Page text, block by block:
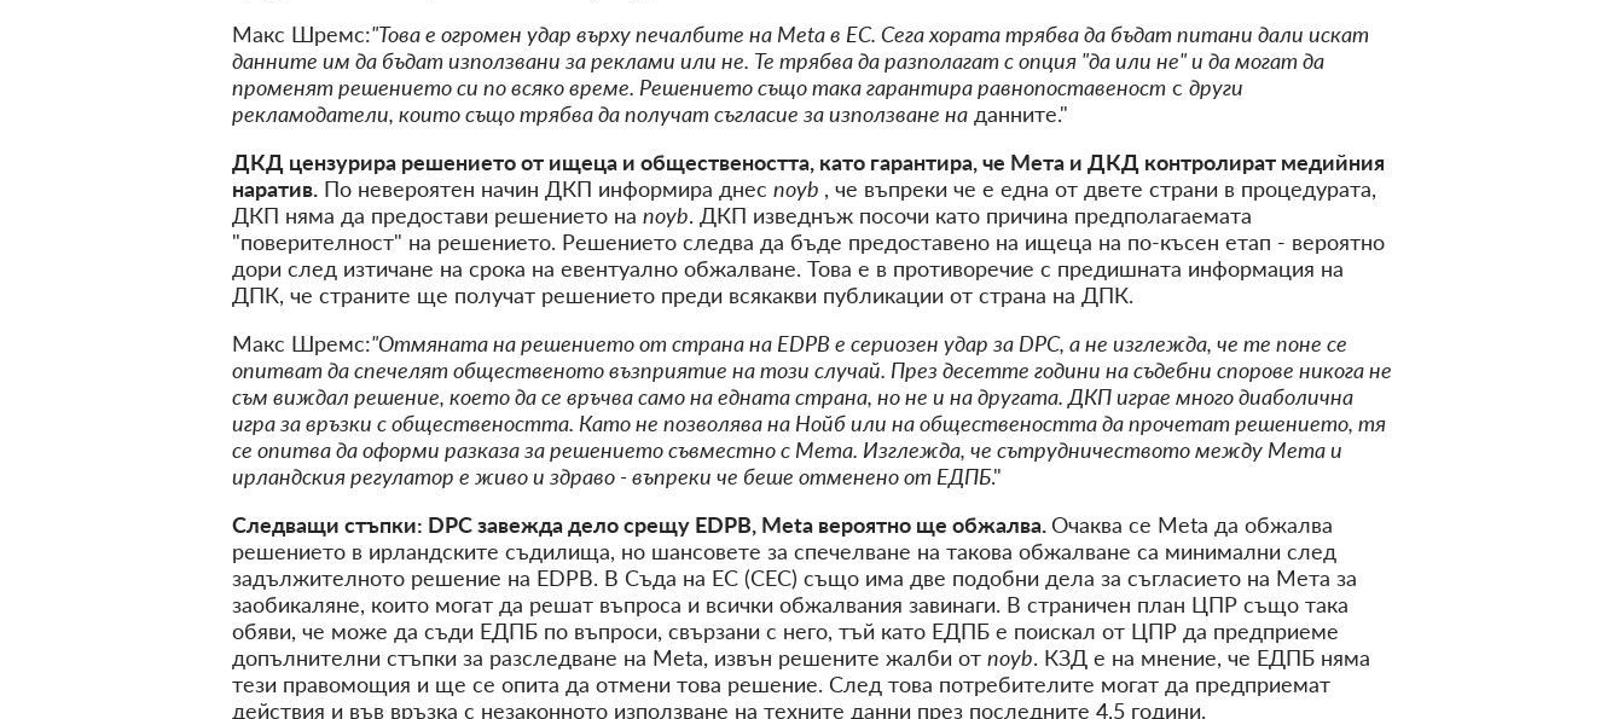
Макс Шремс:"Това е огромен удар върху печалбите на Meta в ЕС. Сега хората трябва да бъдат питани дали искат
данните им да бъдат използвани за реклами или не. Те трябва да разполагат с опция "да или не" и да могат да
променят решението си по всяко време. Решението също така гарантира равнопоставеност с други
рекламодатели, които също трябва да получат съгласие за използване на данните."
ДКД цензурира решението от ищеца и обществеността, като гарантира, че Мета и ДКД контролират медийния
наратив. По невероятен начин ДКП информира днес noyb , че въпреки че е една от двете страни в процедурата,
ДКП няма да предостави решението на noyb. ДКП изведнъж посочи като причина предполагаемата
"поверителност" на решението. Решението следва да бъде предоставено на ищеца на по-късен етап - вероятно
дори след изтичане на срока на евентуално обжалване. Това е в противоречие с предишната информация на
ДПК, че страните ще получат решението преди всякакви публикации от страна на ДПК.
Макс Шремс:"Отмяната на решението от страна на EDPB е сериозен удар за DPC, а не изглежда, че те поне се
опитват да спечелят общественото възприятие на този случай. През десетте години на съдебни спорове никога не
съм виждал решение, което да се връчва само на едната страна, но не и на другата. ДКП играе много диаболична
игра за връзки с обществеността. Като не позволява на Нойб или на обществеността да прочетат решението, тя
се опитва да оформи разказа за решението съвместно с Мета. Изглежда, че сътрудничеството между Мета и
ирландския регулатор е живо и здраво - въпреки че беше отменено от ЕДПБ."
Следващи стъпки: DPC завежда дело срещу EDPB, Meta вероятно ще обжалва.Очаква се Meta да обжалва
решението в ирландските съдилища, но шансовете за спечелване на такова обжалване са минимални след
задължителното решение на EDPB. В Съда на ЕС (СЕС) също има две подобни дела за съгласието на Мета за
заобикаляне, които могат да решат въпроса и всички обжалвания завинаги. В страничен план ЦПР също така
обяви, че може да съди ЕДПБ по въпроси, свързани с него, тъй като ЕДПБ е поискал от ЦПР да предприеме
допълнителни стъпки за разследване на Meta, извън решените жалби от noyb. КЗД е на мнение, че ЕДПБ няма
тези правомощия и ще се опита да отмени това решение. След това потребителите могат да предприемат
действия и във връзка с незаконното използване на техните данни през последните 4,5 години.